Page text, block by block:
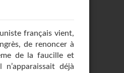
français vient,
de renoncer à
de la faucille et
déjà